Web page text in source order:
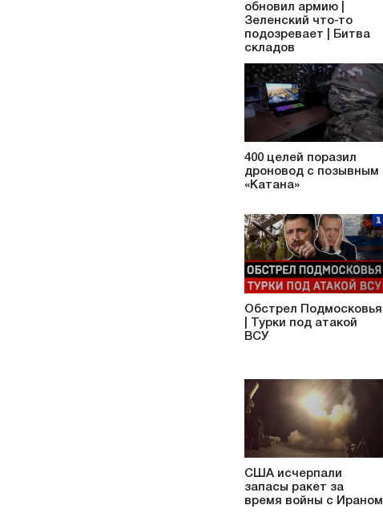
обновил армию |
Зеленский что-то
подозревает | Битва
складов
400 целей поразил
дроновод с позывным
«Катана»
Обстрел Подмосковья
| Турки под атакой
ВСУ
США исчерпали
запасы ракет за
время войны с Ираном